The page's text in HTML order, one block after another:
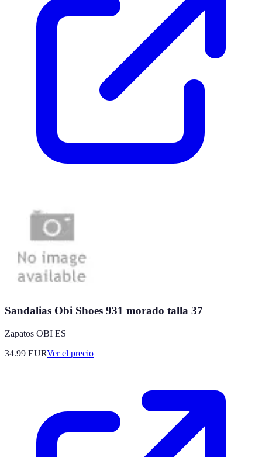
Sandalias Obi Shoes 931 morado talla 37
Zapatos OBI ES
34.99 EURVer el precio